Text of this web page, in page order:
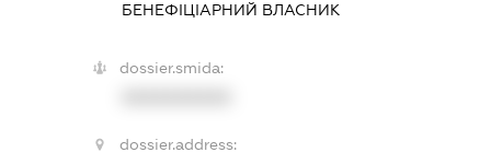
БЕНЕФІЦІАРНИЙ ВЛАСНИК
dossier.smida:
dossier.address: